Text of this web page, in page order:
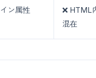
ン属性
❌ HTML
混在